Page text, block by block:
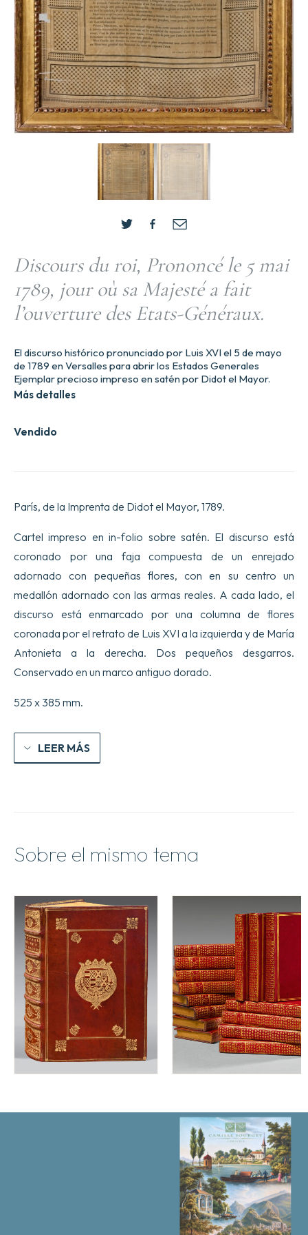
Discours du roi, Prononcé le 5 mai
1789, jour où sa Majesté a fait
l’ouverture des Etats-Généraux.
Vendido
El discurso histórico pronunciado por Luis XVI el 5 de mayo
de 1789 en Versalles para abrir los Estados Generales
Ejemplar precioso impreso en satén por Didot el Mayor.
Más detalles
París, de la Imprenta de Didot el Mayor, 1789.
Cartel impreso en in-folio sobre satén. El discurso está
coronado por una faja compuesta de un enrejado
adornado con pequeñas flores, con en su centro un
medallón adornado con las armas reales. A cada lado, el
discurso está enmarcado por una columna de flores
coronada por el retrato de Luis XVI a la izquierda y de María
Antonieta a la derecha. Dos pequeños desgarros.
Conservado en un marco antiguo dorado.
525 x 385 mm.
LEER MÁS
Sobre el mismo tema